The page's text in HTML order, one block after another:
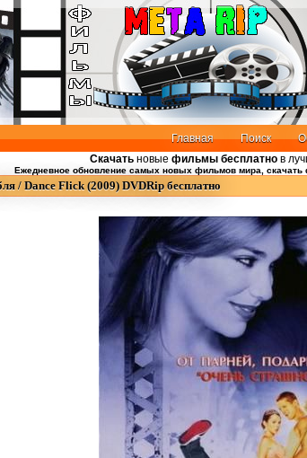
Главная Поиск
Скачатьновые фильмы бесплатнов
Ежедневное обновление самых новых фильмов мира, скачать
/ Dance Flick (2009) DVDRip бесплатно